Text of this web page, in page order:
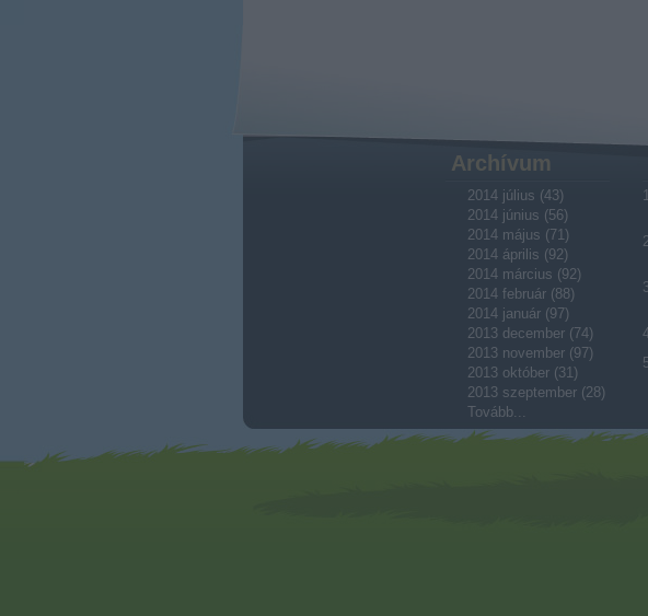
Archívum
2014 július (43)
2014 június (56)
2014 május (71)
2014 április (92)
2014 március (92)
2014 február (88)
2014 január (97)
2013 december (74)
2013 november (97)
2013 október (31)
2013 szeptember (28)
Tovább...